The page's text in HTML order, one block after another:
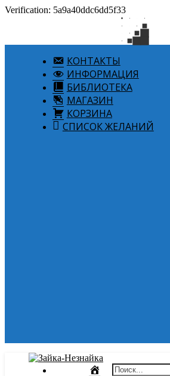
Verification: 5a9a40ddc6dd5f33
КОНТАКТЫ
ИНФОРМАЦИЯ
БИБЛИОТЕКА
МАГАЗИН
КОРЗИНА
СПИСОК ЖЕЛАНИЙ